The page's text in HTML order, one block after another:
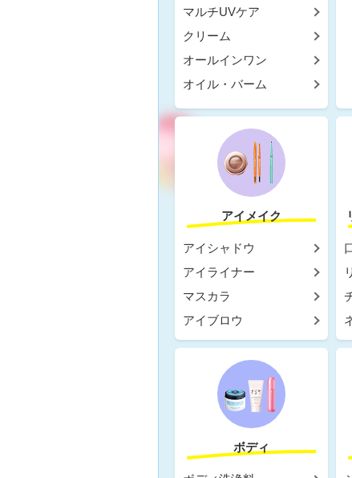
マルチUVケア
クリーム
オールインワン
オイル・バーム
アイメイク
アイシャドウ
アイライナー
マスカラ
アイブロウ
ボディ